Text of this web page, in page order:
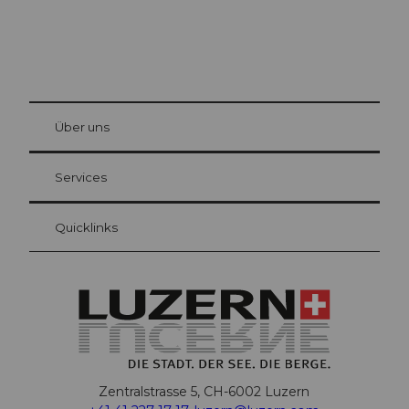
Gästekarte Luzern
Ihre Vorteile als Übernachtungsgast
at Bre
Über uns
Services
Quicklinks
Zentralstrasse 5, CH-6002 Luzern